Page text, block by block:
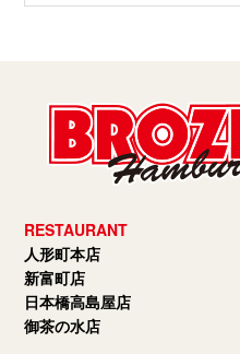
RESTAURANT
人形町本店
新富町店
日本橋高島屋店
御茶の水店